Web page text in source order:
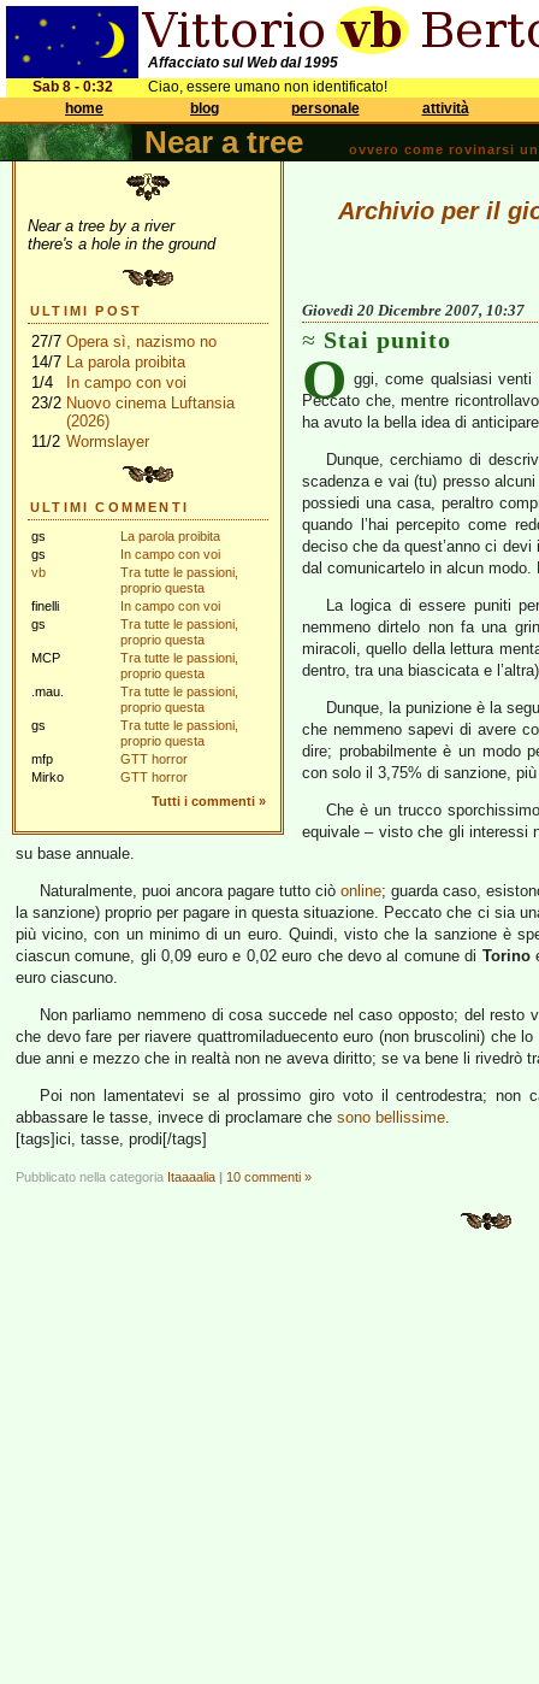
Affacciato sul Web dal 1995
Sab 8 - 0:32
Ciao, essere umano non identificato!
home
blog personale attività
Near a tree ovvero come rovinarsi
Near a tree by a river
there's a hole in the ground
ULTIMI POST
27/7 Opera sì, nazismo no
14/7 La parola proibita
1/4
In campo con voi
23/2 Nuovo cinema Luftansia
(2026)
11/2 Wormslayer
ULTIMI COMMENTI
gs
La parola proibita
gs
In campo con voi
vb
Tra tutte le passioni,
proprio questa
finelli
In campo con voi
gs
Tra tutte le passioni,
proprio questa
MCP
Tra tutte le passioni,
proprio questa
.mau.
Tra tutte le passioni,
proprio questa
gs
Tra tutte le passioni,
proprio questa
mfp
GTT horror
Mirko
GTT horror
Tutti i commenti »
Archivio per il
Giovedì 20 Dicembre 2007, 10:37
Stai punito
O ggi, come qualsiasi venti
Peccato che, mentre
ha avuto la bella idea di
Dunque, cerchiamo di
scadenza e vai (tu) presso
possiedi una casa, peraltro
quando l’hai percepito come
deciso che da quest’anno ci
dal comunicartelo in alcun
La logica di essere puniti
nemmeno dirtelo non fa una
miracoli, quello della lettura
dentro, tra una biascicata e
Dunque, la punizione è la
che nemmeno sapevi di avere
dire; probabilmente è un modo
con solo il 3,75% di sanzione,
Che è un trucco
equivale – visto che gli interessi
su base annuale.
Naturalmente, puoi ancora pagare tutto ciò online; guarda caso,
la sanzione) proprio per pagare in questa situazione. Peccato che ci sia
più vicino, con un minimo di un euro. Quindi, visto che la sanzione è
ciascun comune, gli 0,09 euro e 0,02 euro che devo al comune di Torino
euro ciascuno.
Non parliamo nemmeno di cosa succede nel caso opposto; del resto
che devo fare per riavere quattromiladuecento euro (non bruscolini) che
due anni e mezzo che in realtà non ne aveva diritto; se va bene li rivedrò
Poi non lamentatevi se al prossimo giro voto il centrodestra; non
abbassare le tasse, invece di proclamare che sono bellissime.
[tags]ici, tasse, prodi[/tags]
Pubblicato nella categoria Itaaaalia | 10 commenti »